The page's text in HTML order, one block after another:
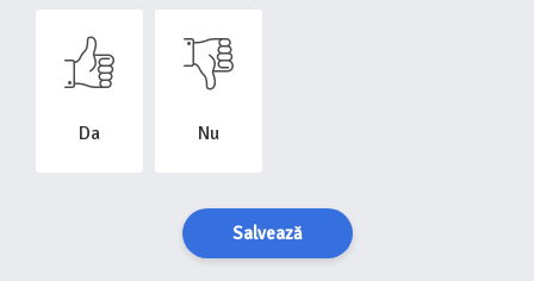
Da Nu
Salvează